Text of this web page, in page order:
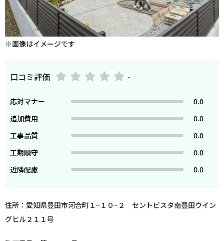
※画像はイメージです
口コミ評価 -
応対マナー
0.0
追加費用
0.0
工事品質
0.0
工期順守
0.0
近隣配慮
0.0
住所：愛知県豊田市河合町１−１０−２ セントビスタ南豊田ウイン
グヒル２１１号